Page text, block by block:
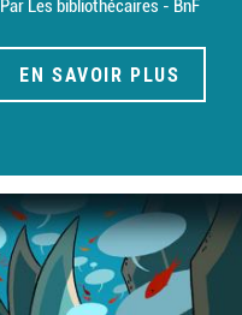
Par Les bibliothécaires - BnF
EN SAVOIR PLUS